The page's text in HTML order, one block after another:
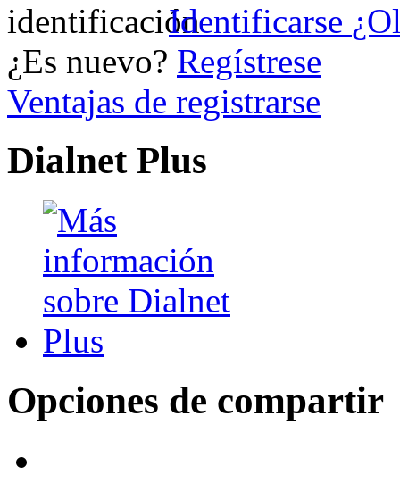
Identificarse
¿Es nuevo? Regístrese
Ventajas de registrarse
Dialnet Plus
Opciones de compartir